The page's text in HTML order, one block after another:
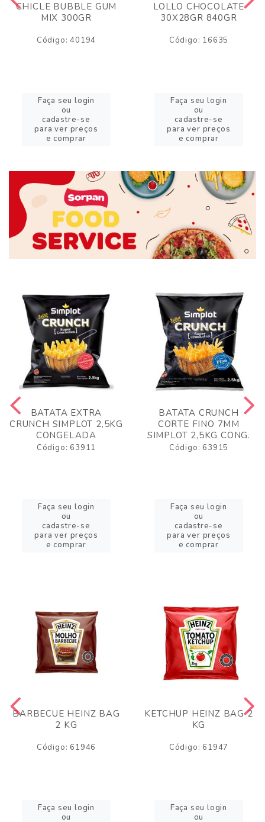
CHICLE BUBBLE GUM
MIX 300GR
Código: 40194
Faça seu login
ou
cadastre-se
para ver preços
e comprar
LOLLO CHOCOLATE
30X28GR 840GR
Código: 16635
Faça seu login
ou
cadastre-se
para ver preços
e comprar
BATATA EXTRA
CRUNCH SIMPLOT 2,5KG
CONGELADA
Código: 63911
Faça seu login
ou
cadastre-se
para ver preços
e comprar
BATATA CRUNCH
CORTE FINO 7MM
SIMPLOT 2,5KG CONG.
Código: 63915
Faça seu login
ou
cadastre-se
para ver preços
e comprar
BARBECUE HEINZ BAG
2 KG
Código: 61946
Faça seu login
ou
KETCHUP HEINZ BAG 2
KG
Código: 61947
Faça seu login
ou